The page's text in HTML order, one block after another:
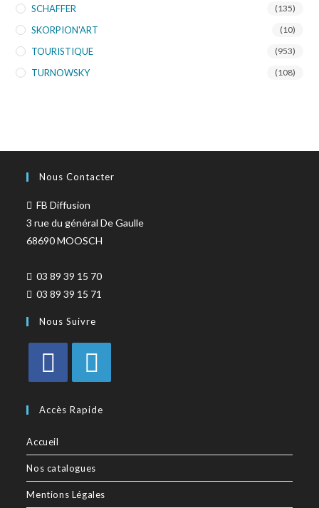
SCHAFFER (135)
SKORPION'ART (10)
TOURISTIQUE (953)
TURNOWSKY (108)
Nous Contacter
FB Diffusion
3 rue du général De Gaulle
68690 MOOSCH
03 89 39 15 70
03 89 39 15 71
Nous Suivre
Accès Rapide
Accueil
Nos catalogues
Mentions Légales